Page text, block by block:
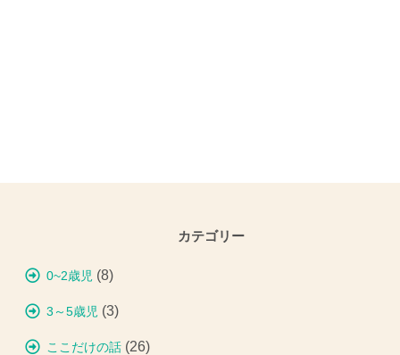
カテゴリー
0~2歳児 (8)
3～5歳児 (3)
ここだけの話 (26)